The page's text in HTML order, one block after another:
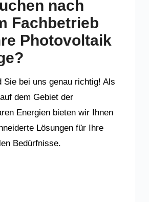
nach
Fachbetrieb
Photovoltaik
Sie bei uns genau richtig! Als
dem Gebiet der
Energien bieten wir Ihnen
Lösungen für Ihre
Bedürfnisse.